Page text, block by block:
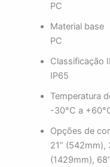
PC
Material base
PC
Classificação
IP65
Temperatura
-30°C a
Opções de
21” (542mm),
(1429mm),